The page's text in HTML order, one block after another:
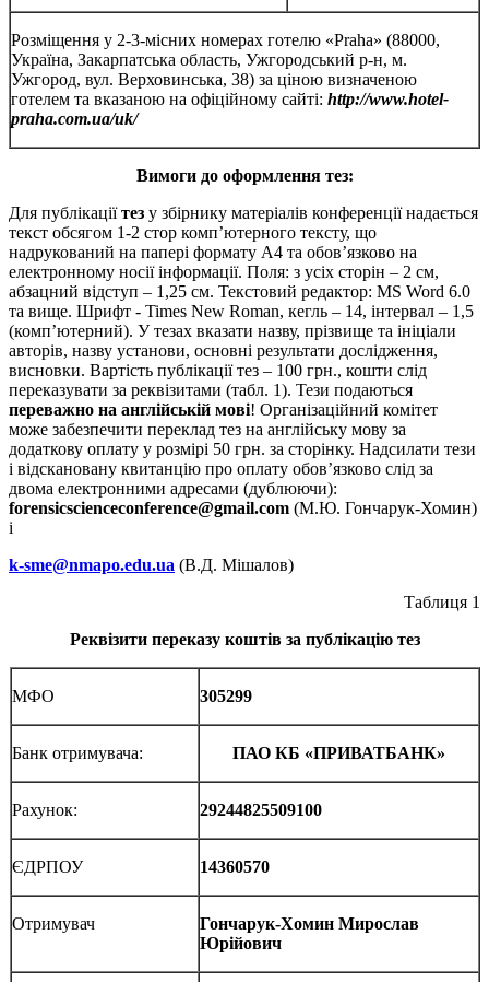
Розміщення у 2-3-місних номерах готелю «Praha» (88000,
Україна, Закарпатська область, Ужгородський р-н, м.
Ужгород, вул. Верховинська, 38) за ціною визначеною
готелем та вказаною на офіційному сайті: http://www.hotel-
praha.com.ua/uk/
Вимоги до оформлення тез:
Для публікаціїтез у збірнику матеріалів конференції надається
текст обсягом 1-2 стор комп’ютерного тексту, що
надрукований на папері формату А4 та обов’язково на
електронному носії інформації. Поля: з усіх сторін – 2 см,
абзацний відступ – 1,25 см. Текстовий редактор: MS Word 6.0
та вище. Шрифт - Times New Roman, кегль – 14, інтервал – 1,5
(комп’ютерний). У тезах вказати назву, прізвище та ініціали
авторів, назву установи, основні результати дослідження,
висновки. Вартість публікації тез – 100 грн., кошти слід
переказувати за реквізитами (табл. 1). Тези подаються
переважно на англійській мові! Організаційний комітет
може забезпечити переклад тез на англійську мову за
додаткову оплату у розмірі 50 грн. за сторінку. Надсилати тези
і відскановану квитанцію про оплату обов’язково слід за
двома електронними адресами (дублюючи):
forensicscienceconference@gmail.com (М.Ю. Гончарук-Хомин)
і
k-sme@nmapo.edu.ua (В.Д. Мішалов)
Таблиця 1
Реквізити переказу коштів за публікацію тез
МФО 305299
Банк отримувача: ПАО КБ «ПРИВАТБАНК»
Рахунок: 29244825509100
ЄДРПОУ 14360570
Отримувач
Гончарук-Хомин Мирослав
Юрійович